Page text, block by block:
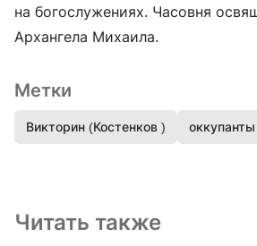
на богослужениях. Часовня
Архангела Михаила.
Метки
Викторин (Костенков ) оккупанты
Читать также